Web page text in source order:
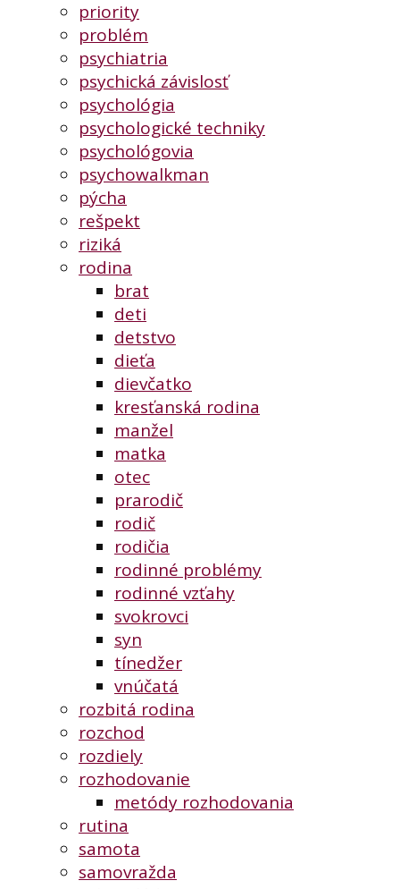
priority
problém
psychiatria
psychická závislosť
psychológia
psychologické techniky
psychológovia
psychowalkman
pýcha
rešpekt
riziká
rodina
brat
deti
detstvo
dieťa
dievčatko
kresťanská rodina
manžel
matka
otec
prarodič
rodič
rodičia
rodinné problémy
rodinné vzťahy
svokrovci
syn
tínedžer
vnúčatá
rozbitá rodina
rozchod
rozdiely
rozhodovanie
metódy rozhodovania
rutina
samota
samovražda